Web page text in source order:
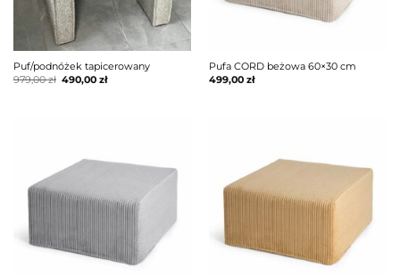
Puf/podnóżek tapicerowany
979,00zł Pierwotna
cena
490,00złAktualna
Pufa CORD beżowa 60×30 cm
499,00 zł